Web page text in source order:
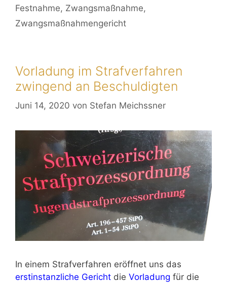
Festnahme, Zwangsmaßnahme,
Zwangsmaßnahmengericht
Vorladung im Strafverfahren
zwingend an Beschuldigten
Juni 14, 2020 von Stefan Meichssner
In einem Strafverfahren eröffnet uns das
erstinstanzliche Gericht die Vorladung für die